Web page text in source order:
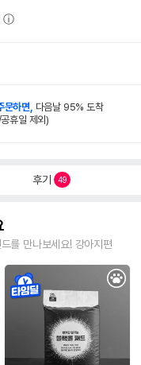
문하면, 다음날 95% 도착
휴일 제외)
후기 49
를 만나보세요! 강아지편